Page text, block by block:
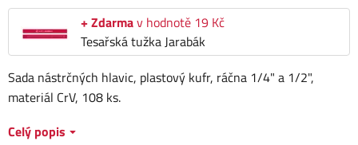
+ Zdarmav hodnotě 19 Kč
Tesařská tužka Jarabák
Sada nástrčných hlavic, plastový kufr, ráčna 1/4" a 1/2",
materiál CrV, 108 ks.
Celý popis